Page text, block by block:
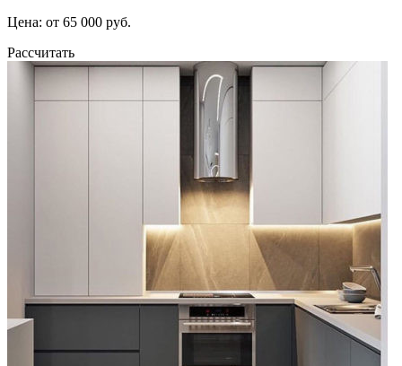
Цена: от 65 000 руб.
Рассчитать